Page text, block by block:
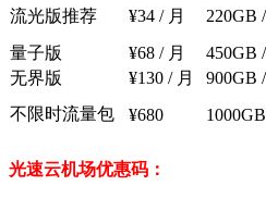
流光版推荐 ¥34 / 月 220GB
量子版
¥68 / 月 450GB
无界版
¥130 / 月 900GB
不限时流量包
¥680 1000GB
光速云机场优惠码：